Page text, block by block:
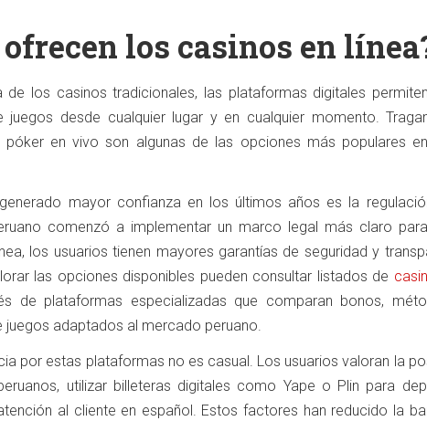
ofrecen los casinos en
de los casinos tradicionales, las plataformas digitales
juegos desde cualquier lugar y en cualquier momento.
póker en vivo son algunas de las opciones más populares
mayor confianza en los últimos años es la
comenzó a implementar un marco legal más claro
los usuarios tienen mayores garantías de seguridad y
las opciones disponibles pueden consultar listados de
de plataformas especializadas que comparan bonos,
juegos adaptados al mercado peruano.
por estas plataformas no es casual. Los usuarios valoran la
utilizar billeteras digitales como Yape o Plin para
al cliente en español. Estos factores han reducido la